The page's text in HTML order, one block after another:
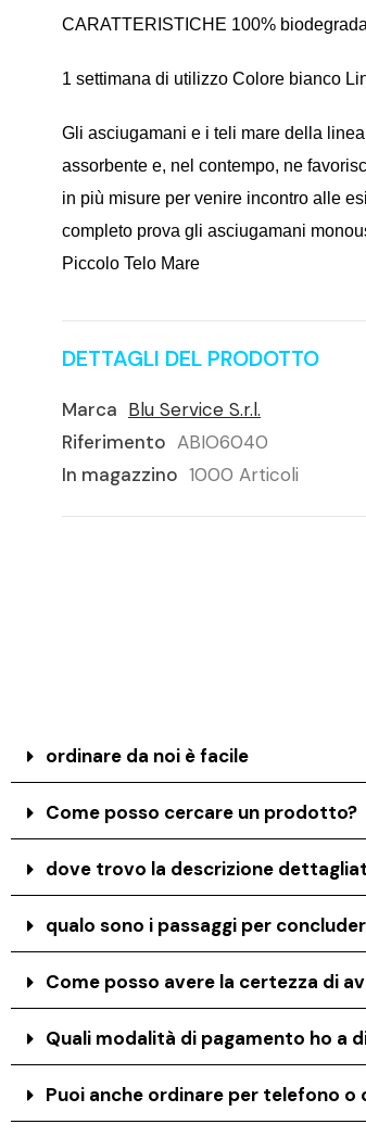
CARATTERISTICHE 100%
1 settimana di utilizzo Colore bianco
Gli asciugamani e i teli mare della
assorbente e, nel contempo, ne
in più misure per venire incontro alle
completo prova gli asciugamani
Piccolo Telo Mare
DETTAGLI DEL PRODOTTO
Marca Blu Service S.r.l.
Riferimento ABIO6040
In magazzino 1000 Articoli
ordinare da noi è facile
Come posso cercare un prodotto?
dove trovo la descrizione
qualo sono i passaggi per
Come posso avere la certezza di
Quali modalità di pagamento ho a
Puoi anche ordinare per telefono o